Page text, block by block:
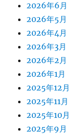
2026年6月
2026年5月
2026年4月
2026年3月
2026年2月
2026年1月
2025年12月
2025年11月
2025年10月
2025年9月